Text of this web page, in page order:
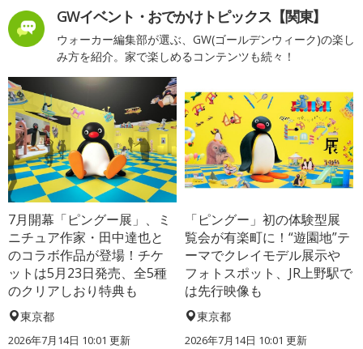
GWイベント・おでかけトピックス【関東】
ウォーカー編集部が選ぶ、GW(ゴールデンウィーク)の楽し
み方を紹介。家で楽しめるコンテンツも続々！
7月開幕「ピングー展」、ミ
ニチュア作家・田中達也と
のコラボ作品が登場！チケ
ットは5月23日発売、全5種
のクリアしおり特典も
東京都
2026年7月14日 10:01 更新
「ピングー」初の体験型展
覧会が有楽町に！“遊園地”テ
ーマでクレイモデル展示や
フォトスポット、JR上野駅で
は先行映像も
東京都
2026年7月14日 10:01 更新